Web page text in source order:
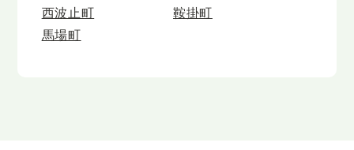
西波止町
鞍掛町
馬場町